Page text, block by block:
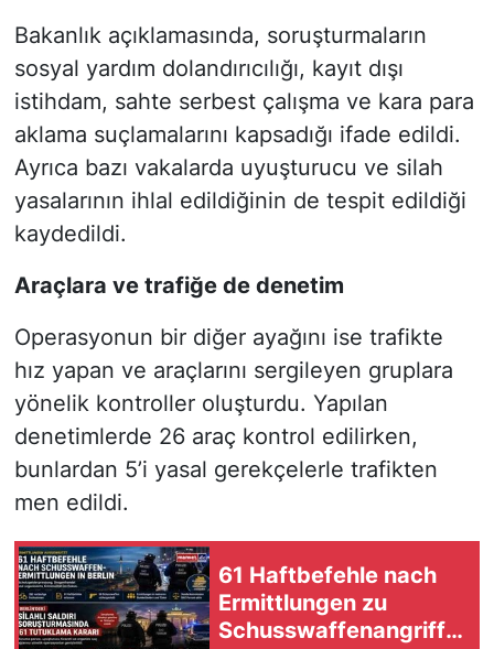
Bakanlık açıklamasında, soruşturmaların
sosyal yardım dolandırıcılığı, kayıt dışı
istihdam, sahte serbest çalışma ve kara para
aklama suçlamalarını kapsadığı ifade edildi.
Ayrıca bazı vakalarda uyuşturucu ve silah
yasalarının ihlal edildiğinin de tespit edildiği
kaydedildi.
Araçlara ve trafiğe de denetim
Operasyonun bir diğer ayağını ise trafikte
hız yapan ve araçlarını sergileyen gruplara
yönelik kontroller oluşturdu. Yapılan
denetimlerde 26 araç kontrol edilirken,
bunlardan 5’i yasal gerekçelerle trafikten
men edildi.
61 Haftbefehle nach
Ermittlungen zu
Schusswaffenangriffe